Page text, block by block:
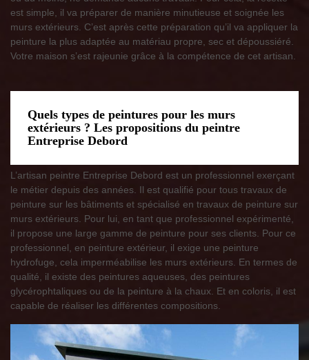
est simple, il va préparer de manière minutieuse et soignée les
murs extérieurs. C’est après cette préparation qu’il va appliquer la
peinture la plus adaptée au matériau propre, sec et dépoussiéré.
Votre maison s’est rajeunie grâce à la compétence de cet artisan.
Quels types de peintures pour les murs
extérieurs ? Les propositions du peintre
Entreprise Debord
L’artisan peintre Entreprise Debord est un professionnel exerçant
le métier depuis des années. Il est qualifié pour tous travaux de
peinture sur les bâtiments et spécialisé en travaux de peinture sur
murs extérieurs. Pour lui, en tant que professionnel expérimenté,
il propose une large gamme de peinture pour ses clients. Pour ce
professionnel, en peinture extérieur, il exige une peinture
hydrofuge, cela imperméabilise les murs extérieurs. En termes de
qualité, il existe des peintures aqueuses, des peintures
glycérophtaliques ou de la peinture à la chaux. Et en coloris, il est
capable de réaliser les différentes compositions.